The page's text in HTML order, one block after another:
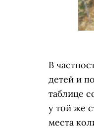
В
детей и
таблице
у той же
места